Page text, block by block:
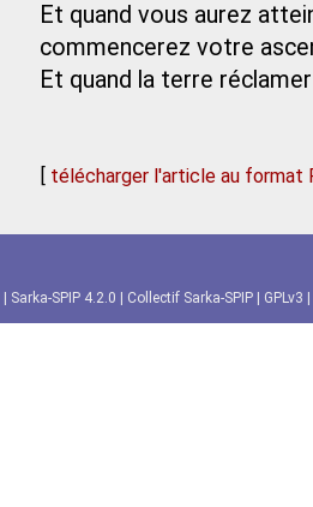
Et quand vous aurez
commencerez votre
Et quand la terre
[ télécharger l'article au format
Sarka-SPIP 4.2.0 Collectif Sarka-SPIP GPLv3